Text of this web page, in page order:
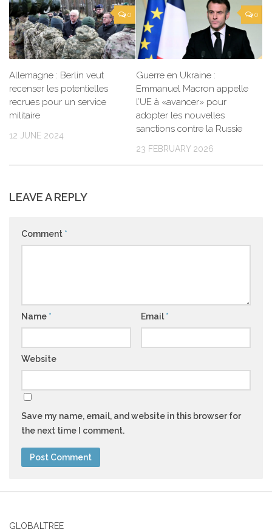
0
Allemagne : Berlin veut
recenser les potentielles
recrues pour un service
militaire
12 JUNE 2024
0
Guerre en Ukraine :
Emmanuel Macron appelle
l’UE à «avancer» pour
adopter les nouvelles
sanctions contre la Russie
23 FEBRUARY 2026
LEAVE A REPLY
Comment *
Name * Email *
Website
Save my name, email, and website in this browser for
the next time I comment.
GLOBALTREE